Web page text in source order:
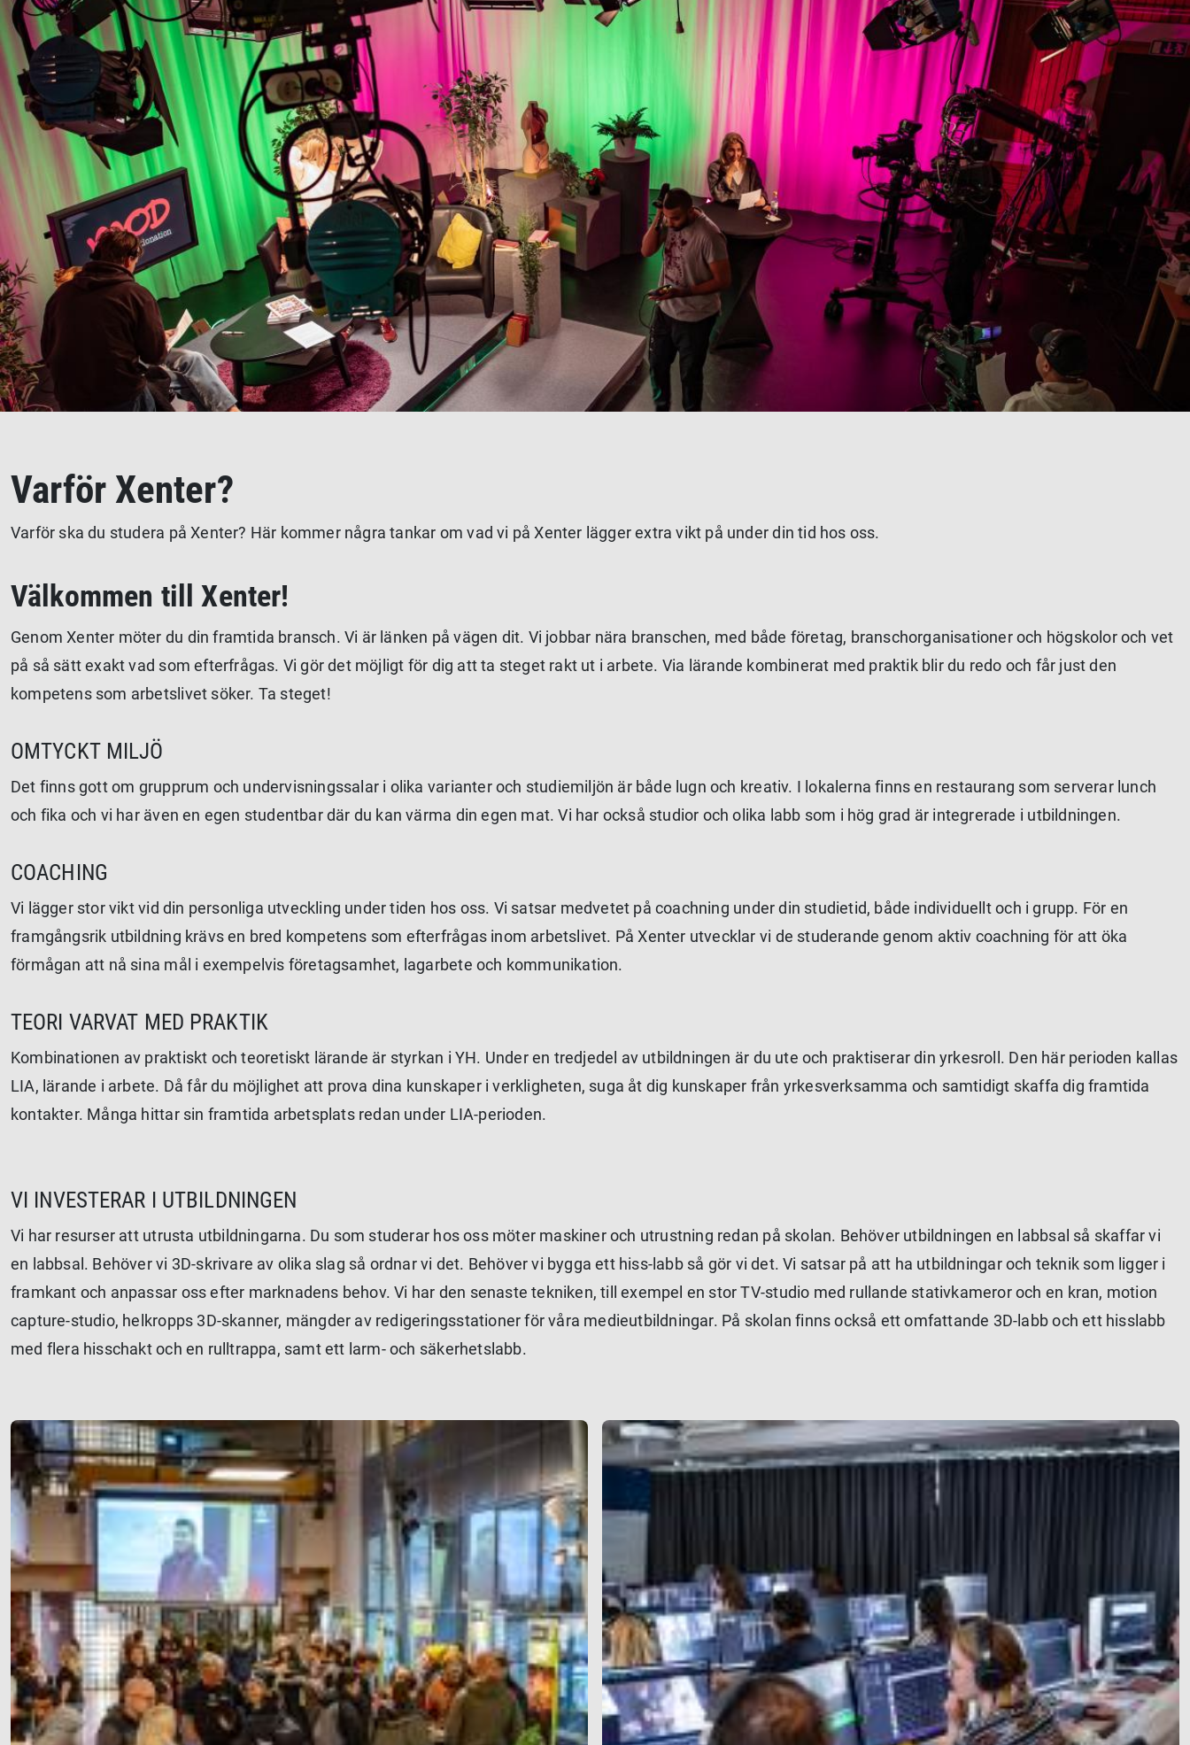
Varför Xenter?
Varför ska du studera på Xenter? Här kommer några tankar om vad vi på Xenter lägger extra vikt på under din tid hos oss.
Välkommen till Xenter!
Genom Xenter möter du din framtida bransch. Vi är länken på vägen dit. Vi jobbar nära branschen, med både företag, branschorganisationer och högskolor och vet
på så sätt exakt vad som efterfrågas. Vi gör det möjligt för dig att ta steget rakt ut i arbete. Via lärande kombinerat med praktik blir du redo och får just den
kompetens som arbetslivet söker. Ta steget!
OMTYCKT MILJÖ
Det finns gott om grupprum och undervisningssalar i olika varianter och studiemiljön är både lugn och kreativ. I lokalerna finns en restaurang som serverar lunch
och fika och vi har även en egen studentbar där du kan värma din egen mat. Vi har också studior och olika labb som i hög grad är integrerade i utbildningen.
COACHING
Vi lägger stor vikt vid din personliga utveckling under tiden hos oss. Vi satsar medvetet på coachning under din studietid, både individuellt och i grupp. För en
framgångsrik utbildning krävs en bred kompetens som efterfrågas inom arbetslivet. På Xenter utvecklar vi de studerande genom aktiv coachning för att öka
förmågan att nå sina mål i exempelvis företagsamhet, lagarbete och kommunikation.
TEORI VARVAT MED PRAKTIK
Kombinationen av praktiskt och teoretiskt lärande är styrkan i YH. Under en tredjedel av utbildningen är du ute och praktiserar din yrkesroll. Den här perioden kallas
LIA, lärande i arbete. Då får du möjlighet att prova dina kunskaper i verkligheten, suga åt dig kunskaper från yrkesverksamma och samtidigt skaffa dig framtida
kontakter. Många hittar sin framtida arbetsplats redan under LIA-perioden.
VI INVESTERAR I UTBILDNINGEN
Vi har resurser att utrusta utbildningarna. Du som studerar hos oss möter maskiner och utrustning redan på skolan. Behöver utbildningen en labbsal så skaffar vi
en labbsal. Behöver vi 3D-skrivare av olika slag så ordnar vi det. Behöver vi bygga ett hiss-labb så gör vi det. Vi satsar på att ha utbildningar och teknik som ligger i
framkant och anpassar oss efter marknadens behov. Vi har den senaste tekniken, till exempel en stor TV-studio med rullande stativkameror och en kran, motion
capture-studio, helkropps 3D-skanner, mängder av redigeringsstationer för våra medieutbildningar. På skolan finns också ett omfattande 3D-labb och ett hisslabb
med flera hisschakt och en rulltrappa, samt ett larm- och säkerhetslabb.